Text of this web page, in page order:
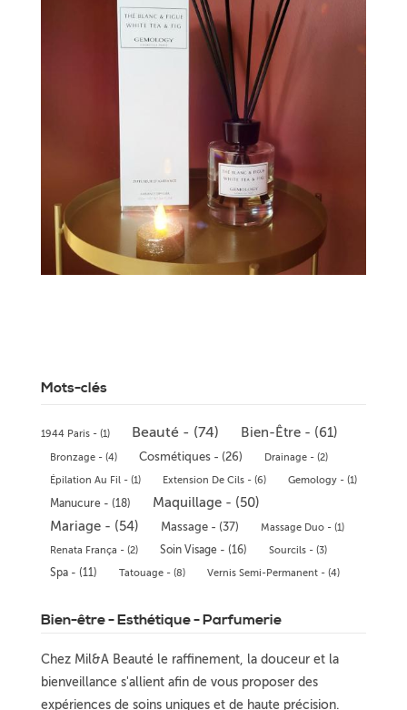
Mots-clés
1944 Paris - (1) Beauté - (74) Bien-Être - (61)
Bronzage - (4) Cosmétiques - (26)
Drainage - (2)
Épilation Au Fil - (1)
Extension De Cils - (6) Gemology - (1)
Manucure - (18)
Maquillage - (50)
Mariage - (54)
Massage - (37)
Massage Duo - (1)
Renata França - (2)
Soin Visage - (16) Sourcils - (3)
Spa - (11) Tatouage - (8) Vernis Semi-Permanent - (4)
Bien-être - Esthétique - Parfumerie
Chez Mil&A Beauté le raffinement, la douceur et la
bienveillance s'allient afin de vous proposer des
expériences de soins uniques et de haute précision.